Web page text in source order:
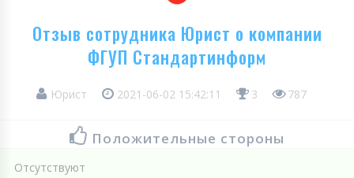
Отзыв сотрудника Юрист о компании
ФГУП Стандартинформ
Юрист 2021-06-02 15:42:11 3 787
Положительные стороны
Отсутствуют